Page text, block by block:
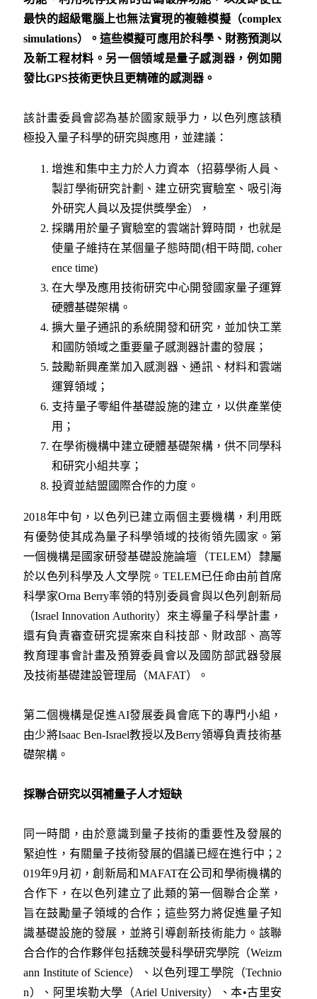
最快的超級電腦上也無法實現的複雜模擬（complex
simulations）。這些模擬可應用於科學、財務預測以
及新工程材料。另一個領域是量子感測器，例如開
發比GPS技術更快且更精確的感測器。
該計畫委員會認為基於國家競爭力，以色列應該積
極投入量子科學的研究與應用，並建議：
增進和集中主力於人力資本（招募學術人員、
製訂學術研究計劃、建立研究實驗室、吸引海
外研究人員以及提供獎學金），
採購用於量子實驗室的雲端計算時間，也就是
使量子維持在某個量子態時間(相干時間, coher
ence time)
在大學及應用技術研究中心開發國家量子運算
硬體基礎架構。
擴大量子通訊的系統開發和研究，並加快工業
和國防領域之重要量子感測器計畫的發展；
鼓勵新興產業加入感測器、通訊、材料和雲端
運算領域；
支持量子零組件基礎設施的建立，以供產業使
用；
在學術機構中建立硬體基礎架構，供不同學科
和研究小組共享；
投資並結盟國際合作的力度。
2018年中旬，以色列已建立兩個主要機構，利用既
有優勢使其成為量子科學領域的技術領先國家。第
一個機構是國家研發基礎設施論壇（TELEM）隸屬
於以色列科學及人文學院。TELEM已任命由前首席
科學家Orna Berry率領的特別委員會與以色列創新局
（Israel Innovation Authority）來主導量子科學計畫，
還有負責審查研究提案來自科技部、財政部、高等
教育理事會計畫及預算委員會以及國防部武器發展
及技術基礎建設管理局（MAFAT）。
第二個機構是促進AI發展委員會底下的專門小組，
由少將Isaac Ben-Israel教授以及Berry領導負責技術基
礎架構。
採聯合研究以弭補量子人才短缺
同一時間，由於意識到量子技術的重要性及發展的
緊迫性，有關量子技術發展的倡議已經在進行中；2
019年9月初，創新局和MAFAT在公司和學術機構的
合作下，在以色列建立了此類的第一個聯合企業，
旨在鼓勵量子領域的合作；這些努力將促進量子知
識基礎設施的發展，並將引導創新技術能力。該聯
合合作的合作夥伴包括魏茨曼科學研究學院（Weizm
ann Institute of Science）、以色列理工學院（Technio
n）、阿里埃勒大學（Ariel University）、本•古里安